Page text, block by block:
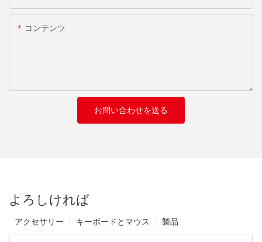
コンテンツ
お問い合わせを送る
よろしければ
製品
キーボードとマウス
アクセサリー